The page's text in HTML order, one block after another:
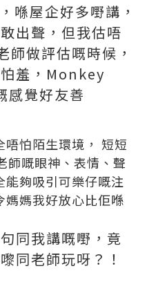
喺屋企好多嘢講，
出聲，但我估唔
做評估嘅時候，
羞，Monkey
感覺好友善
唔怕陌生環境， 短短
師嘅眼神、表情、聲
夠吸引可樂仔嘅注
媽媽我好放心比佢喺
同我講嘅嘢，竟
同老師玩呀？！